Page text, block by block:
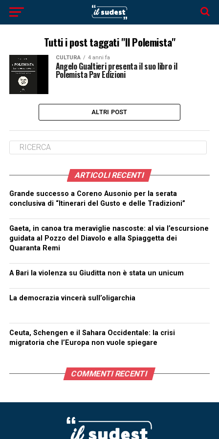
Tutti i post taggati "Il Polemista"
CULTURA 4 anni fa
Angelo Gualtieri presenta il suo libro il
Polemista Pav Edizioni
ALTRI POST
ARTICOLI RECENTI
Grande successo a Coreno Ausonio per la serata
conclusiva di “Itinerari del Gusto e delle Tradizioni”
Gaeta, in canoa tra meraviglie nascoste: al via l’escursione
guidata al Pozzo del Diavolo e alla Spiaggetta dei
Quaranta Remi
A Bari la violenza su Giuditta non è stata un unicum
La democrazia vincerà sull’oligarchia
Ceuta, Schengen e il Sahara Occidentale: la crisi
migratoria che l’Europa non vuole spiegare
COMMENTI RECENTI